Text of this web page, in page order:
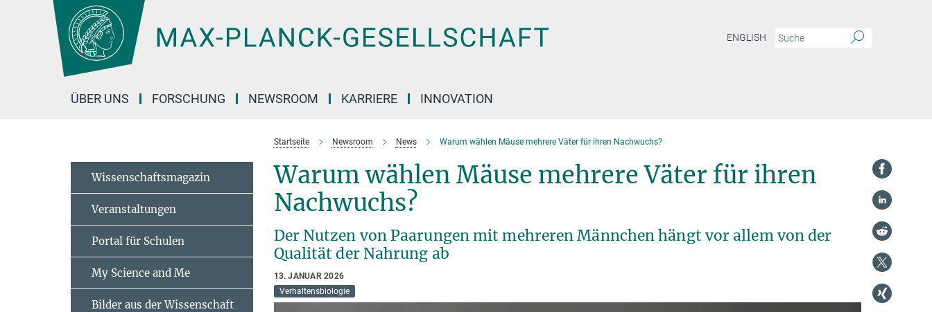
Hauptinhalt
ENGLISH
ÜBER UNS FORSCHUNG NEWSROOM KARRIERE INNOVATION
Startseite Newsroom News Warum wählen Mäuse mehrere Väter für ihren Nachwuchs?
Warum wählen Mäuse mehrere Väter für ihren
Nachwuchs?
Der Nutzen von Paarungen mit mehreren Männchen hängt vor allem von der
Qualität der Nahrung ab
13. JANUAR 2026
Verhaltensbiologie
Wissenschaftsmagazin
Veranstaltungen
Portal für Schulen
My Science and Me
Bilder aus der Wissenschaft